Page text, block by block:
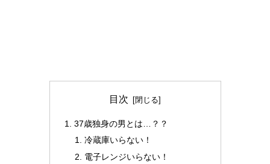
目次
37歳独身の男とは…？？
冷蔵庫いらない！
電子レンジいらない！